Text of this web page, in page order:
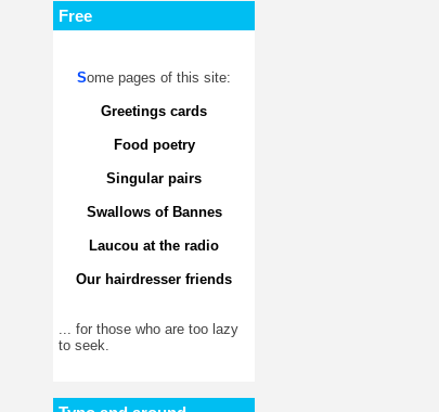
Free
Some pages of this site:
Greetings cards
Food poetry
Singular pairs
Swallows of Bannes
Laucou at the radio
Our hairdresser friends
... for those who are too lazy
to seek.